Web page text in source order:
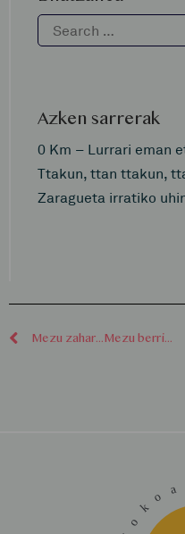
Azken sarrerak
0 Km – Lurrari eman
Ttakun, ttan ttakun,
Zaragueta irratiko
Mezu zaharragoak Mezu berriagoak